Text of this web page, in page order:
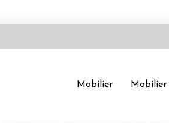
Mobilier Mobilier